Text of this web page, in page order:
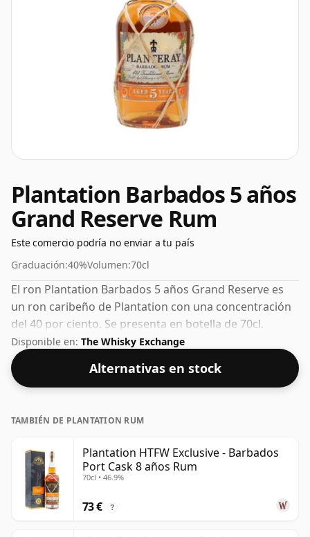
Plantation Barbados 5 años
Grand Reserve Rum
Este comercio podría no enviar a tu país
Graduación:40%Volumen:70cl
El ron Plantation Barbados 5 años Grand Reserve es
un ron caribeño de Plantation con una concentración
del 40 por ciento. Se presenta en botella de 70cl.
Disponible en: The Whisky Exchange
Alternativas en stock
TAMBIÉN DE PLANTATION RUM
Plantation HTFW Exclusive - Barbados
Port Cask 8 años Rum
70cl • 46.9%
73 € ?